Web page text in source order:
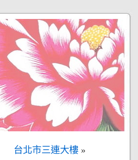
台北市三連大樓 »